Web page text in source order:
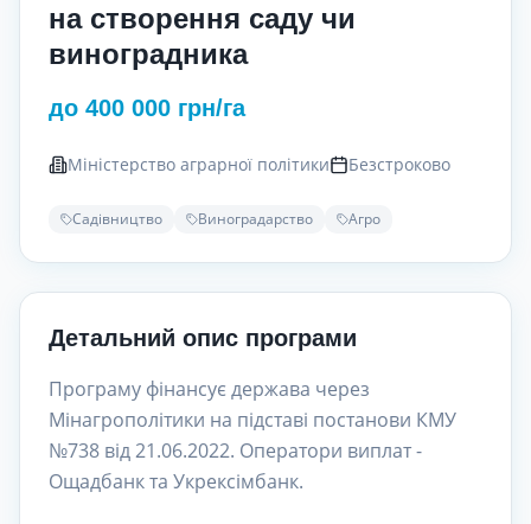
на створення саду чи
виноградника
до 400 000 грн/га
Міністерство аграрної політики Безстроково
Садівництво Виноградарство Агро
Детальний опис програми
Програму фінансує держава через
Мінагрополітики на підставі постанови КМУ
№738 від 21.06.2022. Оператори виплат -
Ощадбанк та Укрексімбанк.